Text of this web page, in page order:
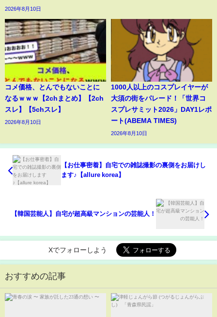
2026年8月10日
コメ価格、とんでもないことに
なるｗｗｗ【2chまとめ】【2ch
スレ】【5chスレ】
2026年8月10日
1000人以上のコスプレイヤーが
大須の街をパレード！「世界コ
スプレサミット2026」DAY1レポ
ート(ABEMA TIMES)
2026年8月10日
【お仕事密着】自宅での雑誌撮影の裏側をお届けし
ます♪【allure korea】
【韓国芸能人】自宅が超高級マンションの芸能人！
Xでフォローしよう
おすすめの記事